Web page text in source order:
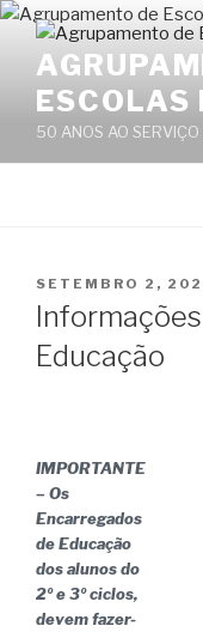
Saltar
conteúdo
ESCOLAS
50 ANOS AO SERVIÇO
PUBLICADO
EM
SETEMBRO 2,
Educação
IMPORTANTE
– Os
Encarregados
de Educação
dos alunos do
2º e 3º ciclos,
devem fazer-